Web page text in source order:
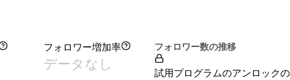
フォロワー増加率
データなし
フォロワー数の推移
試用プログラムのアンロックの